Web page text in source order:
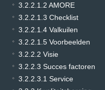
3.2.2.1.2 AMORE
3.2.2.1.3 Checklist
3.2.2.1.4 Valkuilen
3.2.2.1.5 Voorbeelden
3.2.2.2 Visie
3.2.2.3 Succes factoren
3.2.2.3.1 Service